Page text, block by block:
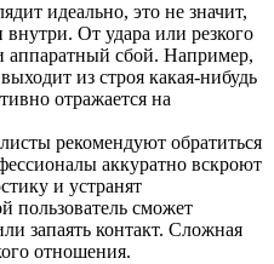
идеально, это не значит,
От удара или резкого
аппаратный сбой. Например,
из строя какая-нибудь
отражается на
рекомендуют обратиться
аккуратно вскроют
и устранят
пользователь сможет
запаять контакт. Сложная
отношения.